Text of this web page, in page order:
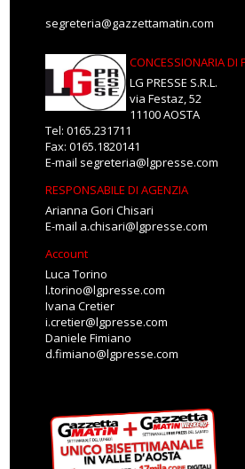
segreteria@gazzettamatin.com
CONCESSIONARIA DI
LG PRESSE S.R.L.
via Festaz, 52
11100 AOSTA
Tel: 0165.231711
Fax: 0165.1820141
E-mail segreteria@lgpresse.com
RESPONSABILE DI AGENZIA
Arianna Gori Chisari
E-mail a.chisari@lgpresse.com
Account
Luca Torino
l.torino@lgpresse.com
Ivana Cretier
i.cretier@lgpresse.com
Daniele Fimiano
d.fimiano@lgpresse.com